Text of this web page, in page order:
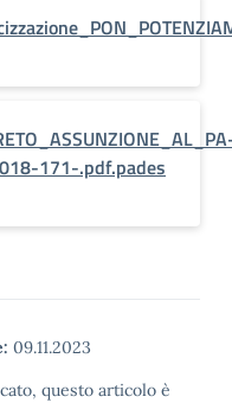
171-.pdf.pades
09.11.2023
questo articolo è